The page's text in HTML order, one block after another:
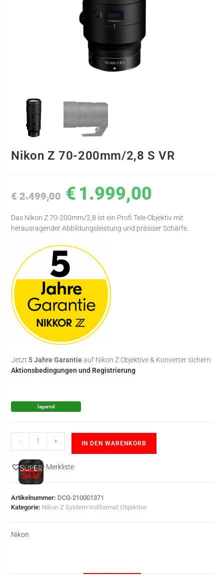
Nikon Z 70-200mm/2,8 S VR
€ 2.499,00 € 1.999,00
Das Nikon Z 70-200mm/2,8 ist ein Profi Tele-Objektiv mit
herausragender Abbildungsleistung und präsiser Schärfe.
Jetzt 5 Jahre Garantieauf Nikon Z Objektive & Konverter sichern:
Aktionsbedingungen und Registrierung
lagernd
- + IN DEN WARENKORB
auf die Merkliste
Artikelnummer: DCG-210001371
Kategorie: Nikon Z System-Vollformat Objektive
Nikon